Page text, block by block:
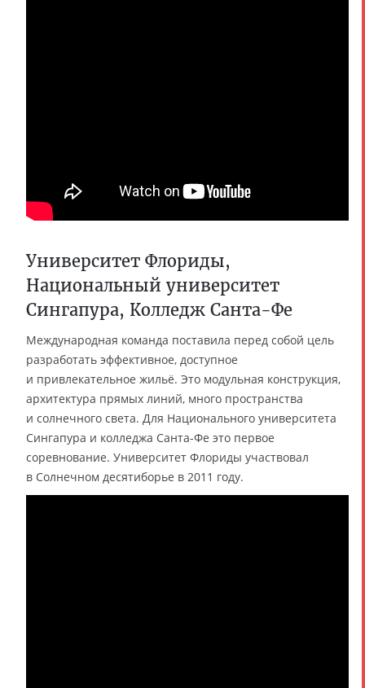
Университет Флориды,
Национальный университет
Сингапура, Колледж Санта-Фе
Международная команда поставила перед собой цель
разработать эффективное, доступное
и привлекательное жильё. Это модульная конструкция,
архитектура прямых линий, много пространства
и солнечного света. Для Национального университета
Сингапура и колледжа Санта-Фе это первое
соревнование. Университет Флориды участвовал
в Солнечном десятиборье в 2011 году.